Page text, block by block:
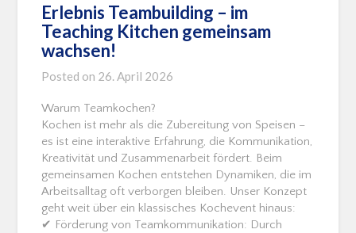
Erlebnis Teambuilding – im
Teaching Kitchen gemeinsam
wachsen!
Posted on 26. April 2026
Warum Teamkochen?
Kochen ist mehr als die Zubereitung von Speisen –
es ist eine interaktive Erfahrung, die Kommunikation,
Kreativität und Zusammenarbeit fördert. Beim
gemeinsamen Kochen entstehen Dynamiken, die im
Arbeitsalltag oft verborgen bleiben. Unser Konzept
geht weit über ein klassisches Kochevent hinaus:
✔ Förderung von Teamkommunikation: Durch